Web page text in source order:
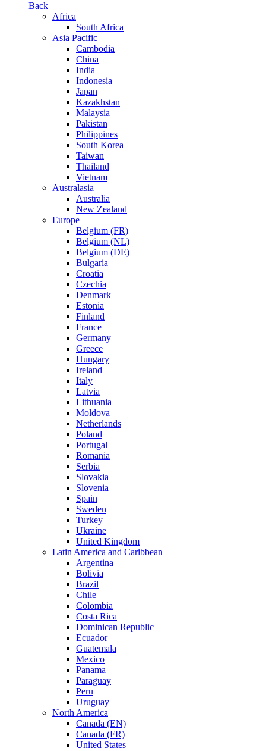
Back
Africa
South Africa
Asia Pacific
Cambodia
China
India
Indonesia
Japan
Kazakhstan
Malaysia
Pakistan
Philippines
South Korea
Taiwan
Thailand
Vietnam
Australasia
Australia
New Zealand
Europe
Belgium (FR)
Belgium (NL)
Belgium (DE)
Bulgaria
Croatia
Czechia
Denmark
Estonia
Finland
France
Germany
Greece
Hungary
Ireland
Italy
Latvia
Lithuania
Moldova
Netherlands
Poland
Portugal
Romania
Serbia
Slovakia
Slovenia
Spain
Sweden
Turkey
Ukraine
United Kingdom
Latin America and Caribbean
Argentina
Bolivia
Brazil
Chile
Colombia
Costa Rica
Dominican Republic
Ecuador
Guatemala
Mexico
Panama
Paraguay
Peru
Uruguay
North America
Canada (EN)
Canada (FR)
United States